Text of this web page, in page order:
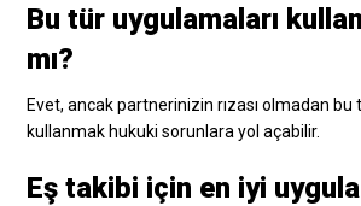
Bu tür uygulamaları
mı?
Evet, ancak partnerinizin rızası olmadan bu
kullanmak hukuki sorunlara yol açabilir.
Eş takibi için en iyi